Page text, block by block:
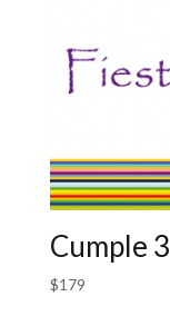
Cumple 3
$179